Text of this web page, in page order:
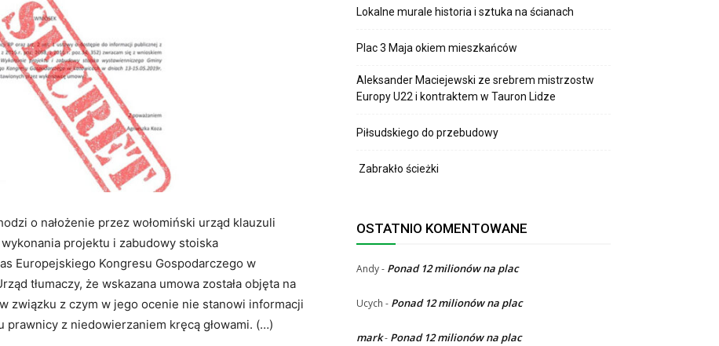
o nałożenie przez wołomiński urząd klauzuli
projektu i zabudowy stoiska
Europejskiego Kongresu Gospodarczego w
tłumaczy, że wskazana umowa została objęta na
związku z czym w jego ocenie nie stanowi informacji
z niedowierzaniem kręcą głowami. (…)
Lokalne murale historia i sztuka na ścianach
Plac 3 Maja okiem mieszkańców
Aleksander Maciejewski ze srebrem mistrzostw
Europy U22 i kontraktem w Tauron Lidze
Piłsudskiego do przebudowy
Zabrakło ścieżki
OSTATNIO KOMENTOWANE
Andy- Ponad 12 milionów na plac
Ucych - Ponad 12 milionów na plac
mark- Ponad 12 milionów na plac